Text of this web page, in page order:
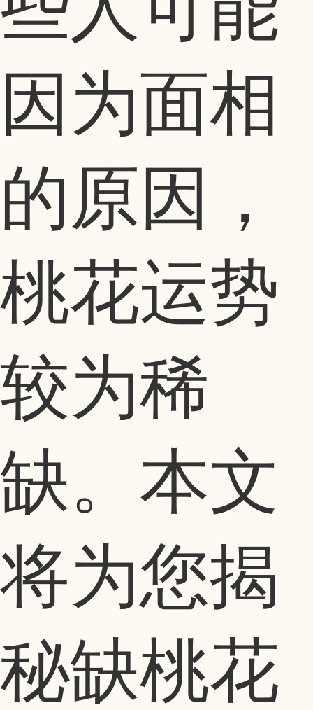
因为面相
的原因，
桃花运势
较为稀
缺。本文
将为您揭
秘缺桃花